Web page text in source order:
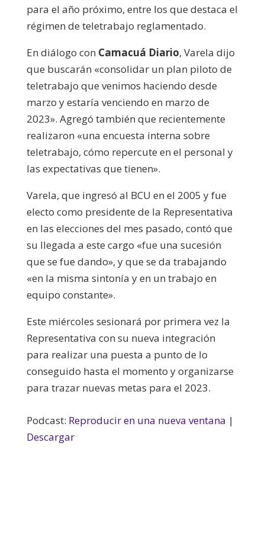
para el año próximo, entre los que destaca el
régimen de teletrabajo reglamentado.
En diálogo con Camacuá Diario, Varela dijo
que buscarán «consolidar un plan piloto de
teletrabajo que venimos haciendo desde
marzo y estaría venciendo en marzo de
2023». Agregó también que recientemente
realizaron «una encuesta interna sobre
teletrabajo, cómo repercute en el personal y
las expectativas que tienen».
Varela, que ingresó al BCU en el 2005 y fue
electo como presidente de la Representativa
en las elecciones del mes pasado, contó que
su llegada a este cargo «fue una sucesión
que se fue dando», y que se da trabajando
«en la misma sintonía y en un trabajo en
equipo constante».
Este miércoles sesionará por primera vez la
Representativa con su nueva integración
para realizar una puesta a punto de lo
conseguido hasta el momento y organizarse
para trazar nuevas metas para el 2023.
Podcast: Reproducir en una nueva ventana |
Descargar